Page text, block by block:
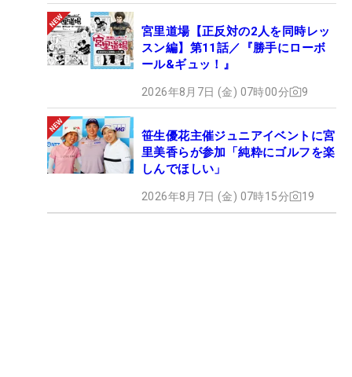
宮里道場【正反対の2人を同時レッ
スン編】第11話／『勝手にローボ
ール&ギュッ！』
2026年8月7日 (金) 07時00分 9
笹生優花主催ジュニアイベントに宮
里美香らが参加「純粋にゴルフを楽
しんでほしい」
2026年8月7日 (金) 07時15分 19